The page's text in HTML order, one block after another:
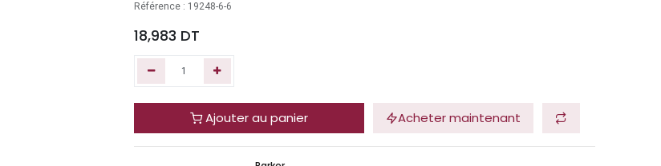
Référence : 19248-6-6
18,983 DT
Ajouter au panier Acheter maintenant